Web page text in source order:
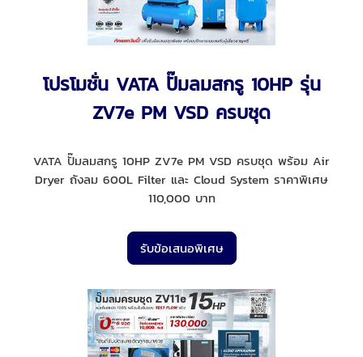
โปรโมชั่น VATA ปั๊มลมสกรู 10HP รุ่น
ZV7e PM VSD ครบชุด
VATA ปั๊มลมสกรู 10HP ZV7e PM VSD ครบชุด พร้อม Air
Dryer ถังลม 600L Filter และ Cloud System ราคาพิเศษ
110,000 บาท
รับข้อเสนอพิเศษ